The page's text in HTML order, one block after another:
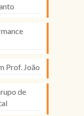
Prof. João
de